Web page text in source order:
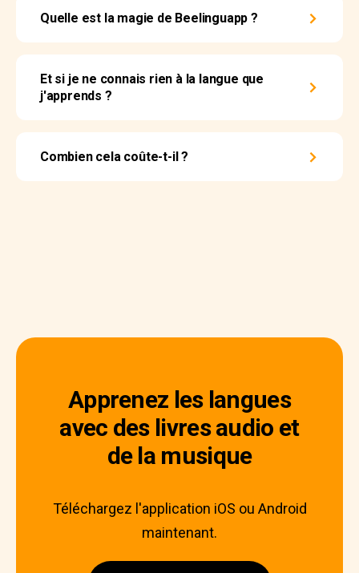
Quelle est la magie de Beelinguapp ?
Et si je ne connais rien à la langue que
j'apprends ?
Combien cela coûte-t-il ?
Apprenez les langues
avec des livres audio et
de la musique
Téléchargez l'application iOS ou Android
maintenant.